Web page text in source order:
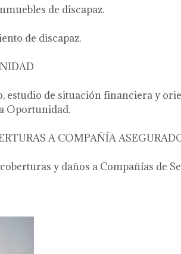
de discapaz.
de discapaz.
estudio de situación financiera y
Oportunidad.
A COMPAÑÍA
y daños a Compañías de